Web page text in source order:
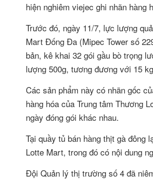
hiện nghiêm viejec ghi nhãn hàng
Trước đó, ngày 11/7, lực lượng
Mart Đống Đa (Mipec Tower số
bản, kê khai 32 gói gầu bò trọng
lượng 500g, tương đương với 15
Các sản phẩm này có nhãn gốc
hàng hóa của Trung tâm Thương
ngày đóng gói khác nhau.
Tại quầy tủ bán hàng thịt gà đông
Lotte Mart, trong đó có nội dung
Đội Quản lý thị trường số 4 đã